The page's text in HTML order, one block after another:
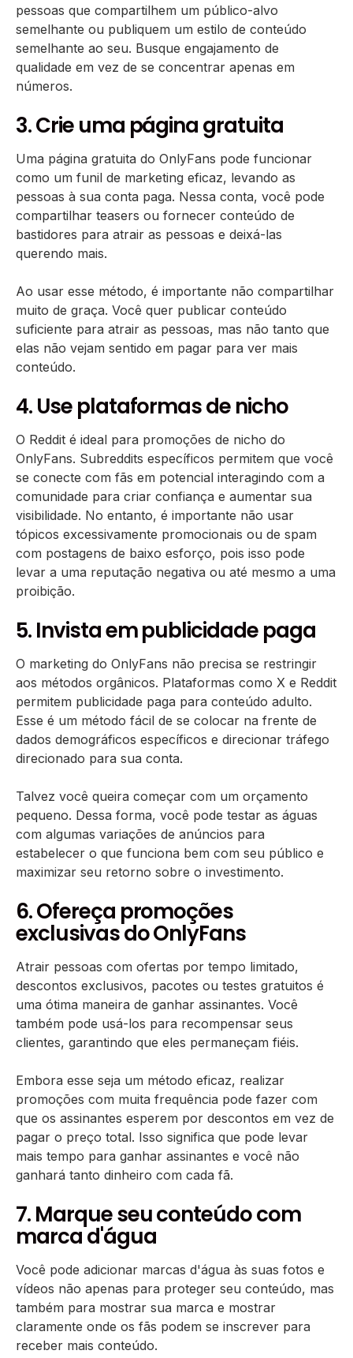
pessoas que compartilhem um público-alvo
semelhante ou publiquem um estilo de conteúdo
semelhante ao seu. Busque engajamento de
qualidade em vez de se concentrar apenas em
números.
3. Crie uma página gratuita
Uma página gratuita do OnlyFans pode funcionar
como um funil de marketing eficaz, levando as
pessoas à sua conta paga. Nessa conta, você pode
compartilhar teasers ou fornecer conteúdo de
bastidores para atrair as pessoas e deixá-las
querendo mais.
Ao usar esse método, é importante não compartilhar
muito de graça. Você quer publicar conteúdo
suficiente para atrair as pessoas, mas não tanto que
elas não vejam sentido em pagar para ver mais
conteúdo.
4. Use plataformas de nicho
O Reddit é ideal para promoções de nicho do
OnlyFans. Subreddits específicos permitem que você
se conecte com fãs em potencial interagindo com a
comunidade para criar confiança e aumentar sua
visibilidade. No entanto, é importante não usar
tópicos excessivamente promocionais ou de spam
com postagens de baixo esforço, pois isso pode
levar a uma reputação negativa ou até mesmo a uma
proibição.
5. Invista em publicidade paga
O marketing do OnlyFans não precisa se restringir
aos métodos orgânicos. Plataformas como X e Reddit
permitem publicidade paga para conteúdo adulto.
Esse é um método fácil de se colocar na frente de
dados demográficos específicos e direcionar tráfego
direcionado para sua conta.
Talvez você queira começar com um orçamento
pequeno. Dessa forma, você pode testar as águas
com algumas variações de anúncios para
estabelecer o que funciona bem com seu público e
maximizar seu retorno sobre o investimento.
6. Ofereça promoções
exclusivas do OnlyFans
Atrair pessoas com ofertas por tempo limitado,
descontos exclusivos, pacotes ou testes gratuitos é
uma ótima maneira de ganhar assinantes. Você
também pode usá-los para recompensar seus
clientes, garantindo que eles permaneçam fiéis.
Embora esse seja um método eficaz, realizar
promoções com muita frequência pode fazer com
que os assinantes esperem por descontos em vez de
pagar o preço total. Isso significa que pode levar
mais tempo para ganhar assinantes e você não
ganhará tanto dinheiro com cada fã.
7. Marque seu conteúdo com
marca d'água
Você pode adicionar marcas d'água às suas fotos e
vídeos não apenas para proteger seu conteúdo, mas
também para mostrar sua marca e mostrar
claramente onde os fãs podem se inscrever para
receber mais conteúdo.